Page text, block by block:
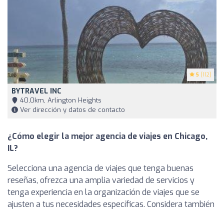
5 (112)
BYTRAVEL INC
40,0km, Arlington Heights
Ver dirección y datos de contacto
¿Cómo elegir la mejor agencia de viajes en Chicago,
IL?
Selecciona una agencia de viajes que tenga buenas
reseñas, ofrezca una amplia variedad de servicios y
tenga experiencia en la organización de viajes que se
ajusten a tus necesidades específicas. Considera también